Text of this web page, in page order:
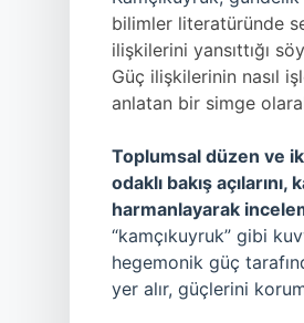
bilimler literatüründe
ilişkilerini yansıttığı
Güç ilişkilerinin nasıl
anlatan bir simge
Toplumsal düzen ve
odaklı bakış
harmanlayarak
“kamçıkuyruk” gibi
hegemonik güç
yer alır, güçlerini